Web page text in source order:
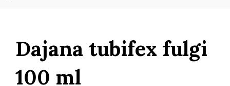
Dajana tubifex fulgi
100 ml